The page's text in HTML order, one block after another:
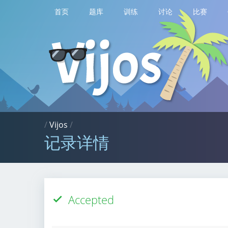
首页 题库 训练 讨论 比赛
/Vijos /
记录详情
Accepted